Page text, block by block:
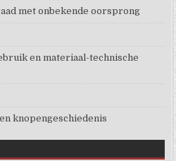
met onbekende oorsprong
en materiaal-technische
knopengeschiedenis